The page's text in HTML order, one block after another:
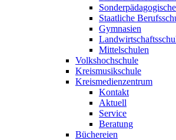
Staatliche
Gymnasien
Mittelschulen
Volkshochschule
Kreismusikschule
Kreismedienzentrum
Kontakt
Aktuell
Service
Beratung
Büchereien